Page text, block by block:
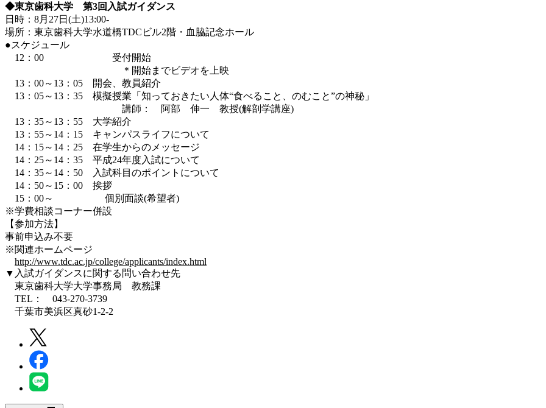
◆東京歯科大学 第3回入試ガイダンス
日時：8月27日(土)13:00-
場所：東京歯科大学水道橋TDCビル2階・血脇記念ホール
●スケジュール
12：00 受付開始
＊開始までビデオを上映
13：00～13：05 開会、教員紹介
13：05～13：35 模擬授業「知っておきたい人体“食べること、のむこと”の神秘」
講師： 阿部 伸一 教授(解剖学講座)
13：35～13：55 大学紹介
13：55～14：15 キャンパスライフについて
14：15～14：25 在学生からのメッセージ
14：25～14：35 平成24年度入試について
14：35～14：50 入試科目のポイントについて
14：50～15：00 挨拶
15：00～ 個別面談(希望者)
※学費相談コーナー併設
【参加方法】
事前申込み不要
※関連ホームページ
http://www.tdc.ac.jp/college/applicants/index.html
▼入試ガイダンスに関する問い合わせ先
東京歯科大学大学事務局 教務課
TEL： 043-270-3739
千葉市美浜区真砂1-2-2